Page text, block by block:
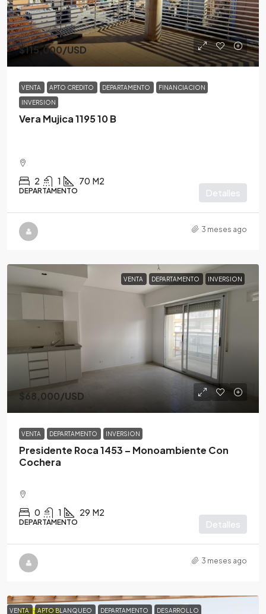
$115,000/USD
VENTA APTO CREDITO DEPARTAMENTO FINANCIACION
INVERSION
Vera Mujica 1195 10 B
2 1 70 M2
DEPARTAMENTO Detalles
3 meses ago
VENTA DEPARTAMENTO INVERSION
$68,000/USD
VENTA DEPARTAMENTO INVERSION
Presidente Roca 1453 – Monoambiente Con
Cochera
0 1 29 M2
DEPARTAMENTO Detalles
3 meses ago
VENTA APTO BLANQUEO DEPARTAMENTO DESARROLLO